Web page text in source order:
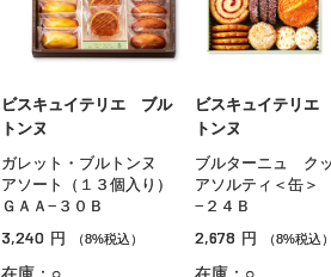
ビスキュイテリエ ブル
トンヌ
ガレット・ブルトンヌ
アソート（１３個入り）
ＧＡＡ−３０Ｂ
3,240 円 （8%税込）
在庫：○
ビスキュイテリ
トンヌ
ブルターニュ ク
アソルティ＜缶
−２４Ｂ
2,678 円 （8%税込
在庫：○